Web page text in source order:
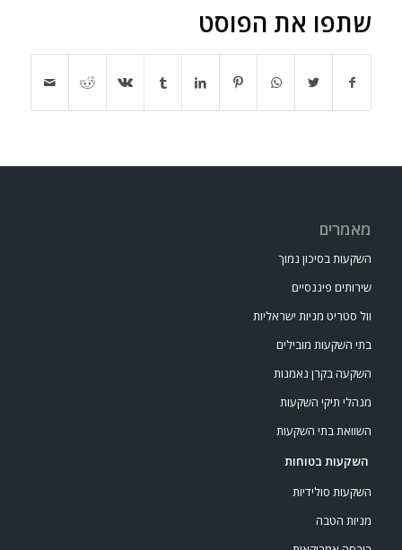
שתפו את הפוסט
מאמרים
השקעות בסיכון נמוך
שירותים פיננסיים
וול סטריט מניות ישראליות
בתי השקעות מובילים
השקעה בקרן נאמנות
מנהלי תיקי השקעות
השוואת בתי השקעות
השקעות בטוחות
השקעות סולידיות
מניות הטבה